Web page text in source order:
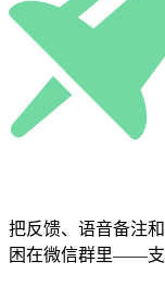
把反馈、语音备注
困在微信群里——支